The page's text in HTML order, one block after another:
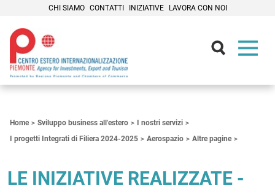
CHI SIAMO CONTATTI INIZIATIVE LAVORA CON NOI
Home Sviluppo business all'estero
I nostri servizi
I progetti Integrati di Filiera 2024-2025
Aerospazio Altre pagine
LE INIZIATIVE REALIZZATE -